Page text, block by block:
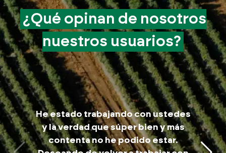
¿Qué opinan de nosotros
nuestros usuarios?
He estado trabajando con ustedes
y la verdad que súper bien y más
contenta no he podido estar.